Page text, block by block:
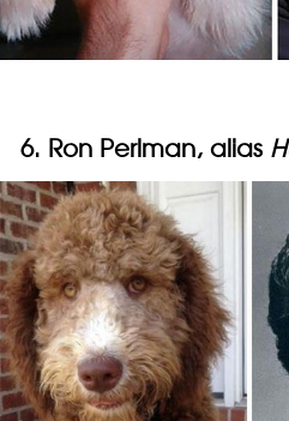
6. Ron Perlman, alias